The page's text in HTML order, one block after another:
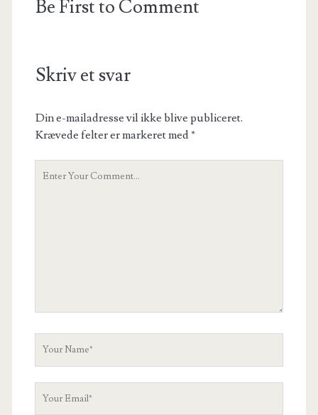
Be First to Comment
Skriv et svar
Din e-mailadresse vil ikke blive publiceret.
Krævede felter er markeret med*
Your